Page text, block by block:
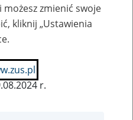
możesz zmienić swoje
kliknij „Ustawienia
r.